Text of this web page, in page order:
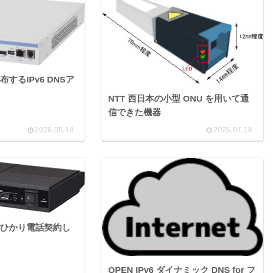
するIPv6 DNSア
2026.05.18
NTT 西日本の小型 ONU を用いて通
信できた機器
2025.07.18
かり電話契約し
OPEN IPv6 ダイナミック DNS for フ